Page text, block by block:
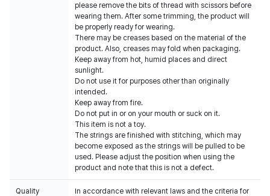
please remove the bits of thread with scissors before
wearing them. After some trimming, the product will
be properly ready for wearing.
There may be creases based on the material of the
product. Also, creases may fold when packaging.
Keep away from hot, humid places and direct
sunlight.
Do not use it for purposes other than originally
intended.
Keep away from fire.
Do not put in or on your mouth or suck on it.
This item is not a toy.
The strings are finished with stitching, which may
become exposed as the strings will be pulled to be
used. Please adjust the position when using the
product and note that this is not a defect.
Quality
In accordance with relevant laws and the criteria for